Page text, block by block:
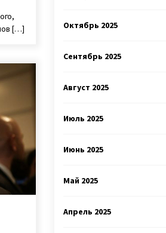
[…]
Октябрь 2025
Сентябрь 2025
Август 2025
Июль 2025
Июнь 2025
Май 2025
Апрель 2025